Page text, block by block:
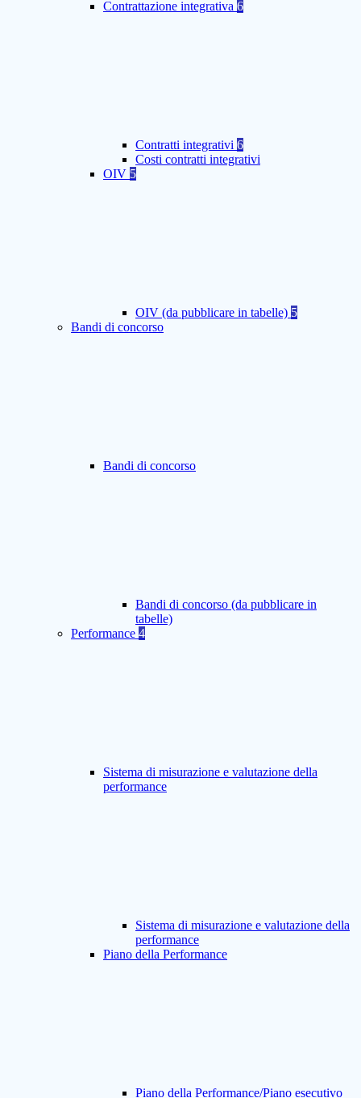
Contrattazione integrativa 6
Contratti integrativi 6
Costi contratti integrativi
OIV 5
OIV (da pubblicare in tabelle) 5
Bandi di concorso
Bandi di concorso
Bandi di concorso (da pubblicare in
tabelle)
Performance 4
Sistema di misurazione e valutazione della
performance
Sistema di misurazione e valutazione della
performance
Piano della Performance
Piano della Performance/Piano esecutivo